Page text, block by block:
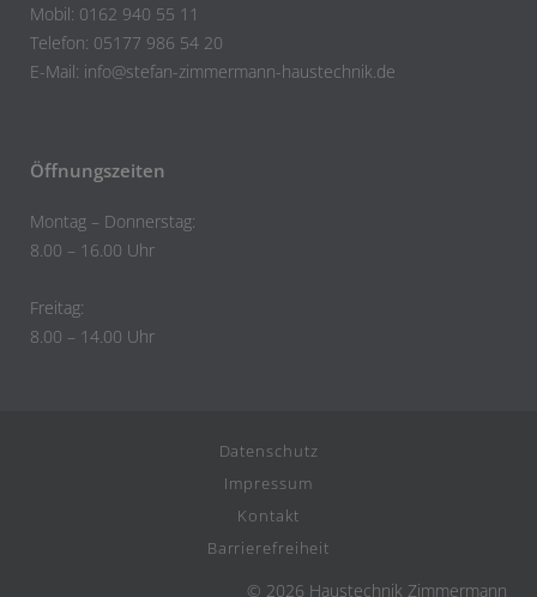
Mobil: 0162 940 55 11
Telefon: 05177 986 54 20
E-Mail: info@stefan-zimmermann-haustechnik.de
Öffnungszeiten
Montag – Donnerstag:
8.00 – 16.00 Uhr
Freitag:
8.00 – 14.00 Uhr
Datenschutz
Impressum
Kontakt
Barrierefreiheit
© 2026 Haustechnik Zimmermann